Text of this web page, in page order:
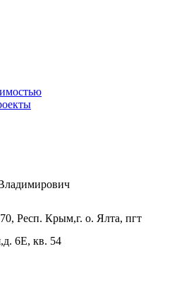
Респ. Крым,г. о. Ялта, пгт
6Е, кв. 54